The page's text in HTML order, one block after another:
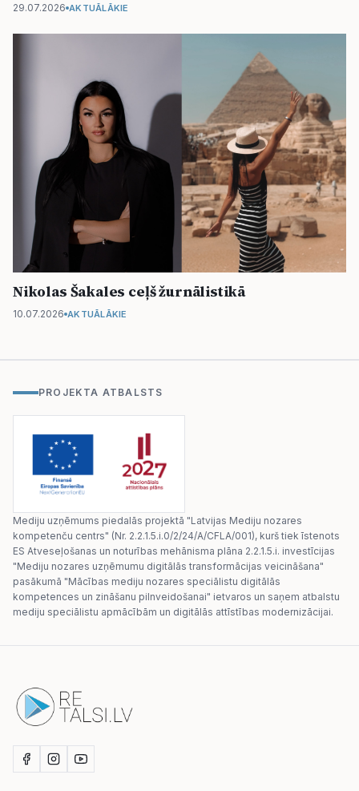
29.07.2026 AKTUĀLĀKIE
Nikolas Šakales ceļš žurnālistikā
10.07.2026 AKTUĀLĀKIE
PROJEKTA ATBALSTS
Mediju uzņēmums piedalās projektā "Latvijas Mediju nozares
kompetenču centrs" (Nr. 2.2.1.5.i.0/2/24/A/CFLA/001), kurš tiek īstenots
ES Atveseļošanas un noturības mehānisma plāna 2.2.1.5.i. investīcijas
"Mediju nozares uzņēmumu digitālās transformācijas veicināšana"
pasākumā "Mācības mediju nozares speciālistu digitālās
kompetences un zināšanu pilnveidošanai" ietvaros un saņem atbalstu
mediju speciālistu apmācībām un digitālās attīstības modernizācijai.